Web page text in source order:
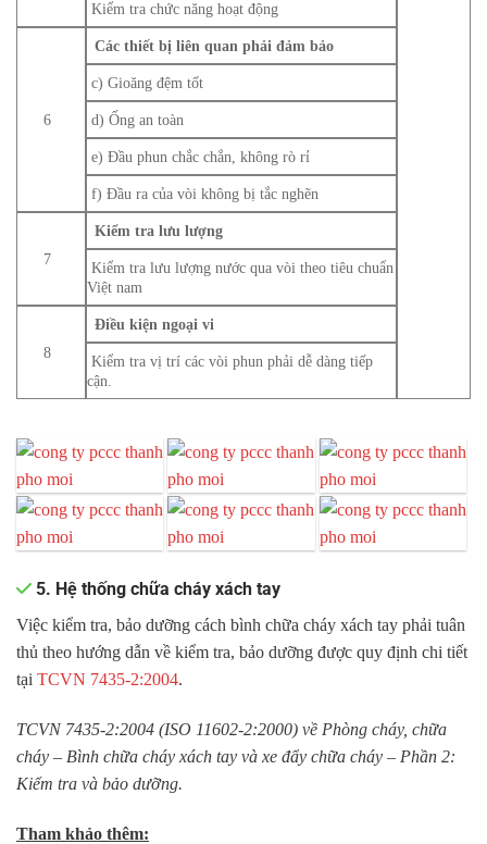
Kiểm tra chức năng hoạt động
6
Các thiết bị liên quan phải đảm bảo
c) Gioăng đệm tốt
d) Ống an toàn
e) Đầu phun chắc chắn, không rò rỉ
f) Đầu ra của vòi không bị tắc nghẽn
7
Kiểm tra lưu lượng
Kiểm tra lưu lượng nước qua vòi theo tiêu chuẩn
Việt nam
8
Điều kiện ngoại vi
Kiểm tra vị trí các vòi phun phải dễ dàng tiếp
cận.
5. Hệ thống chữa cháy xách tay
Việc kiểm tra, bảo dưỡng cách bình chữa cháy xách tay phải tuân
thủ theo hướng dẫn về kiểm tra, bảo dưỡng được quy định chi tiết
tại TCVN 7435-2:2004.
TCVN 7435-2:2004 (ISO 11602-2:2000) về Phòng cháy, chữa
cháy – Bình chữa cháy xách tay và xe đẩy chữa cháy – Phần 2:
Kiểm tra và bảo dưỡng.
Tham khảo thêm: